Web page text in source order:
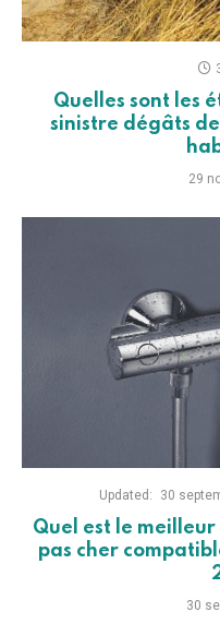
Quelles sont les
sinistre dégâts
29
Updated: 30
Quel est le
pas cher
30